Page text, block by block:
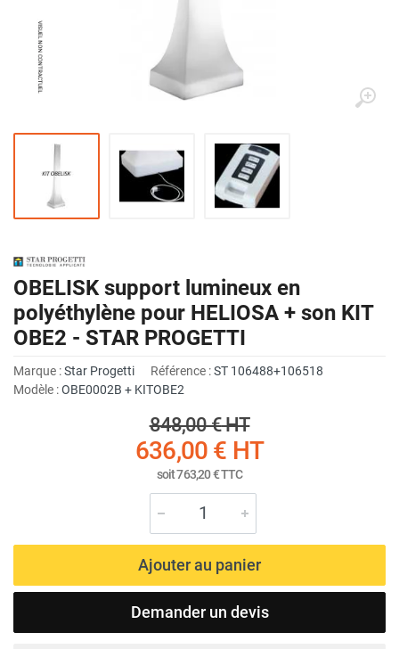
OBELISK support lumineux en
polyéthylène pour HELIOSA + son KIT
OBE2 - STAR PROGETTI
Marque :Star Progetti Référence :ST 106488+106518
Modèle :OBE0002B + KITOBE2
848,00 €HT
636,00 € HT
soit763,20 €TTC
Ajouter au panier
Demander un devis